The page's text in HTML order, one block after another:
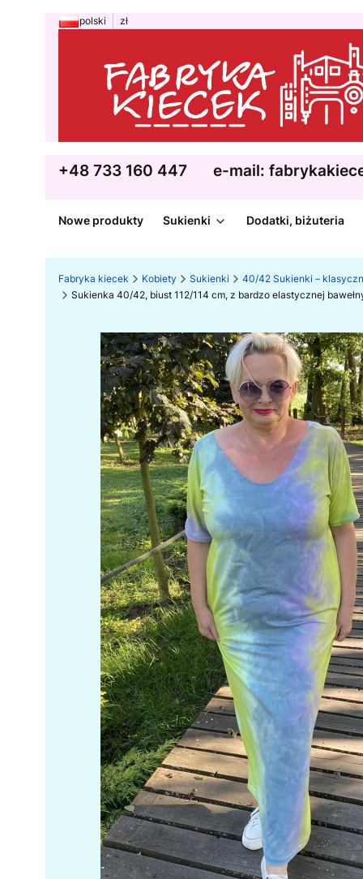
polski zł
+48 733 160 447 e-mail:
Nowe produkty Sukienki Dodatki, biżuteria
Fabryka kiecek Kobiety Sukienki
40/42 Sukienki –
Sukienka 40/42, biust 112/114 cm, z bardzo elastycznej